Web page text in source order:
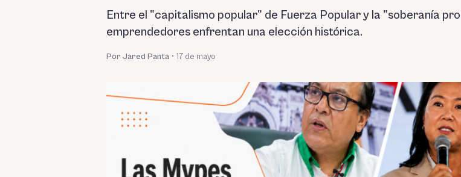
Entre el "capitalismo popular" de Fuerza Popular y la "soberanía
emprendedores enfrentan una elección histórica.
Por Jared Panta • 17 de mayo